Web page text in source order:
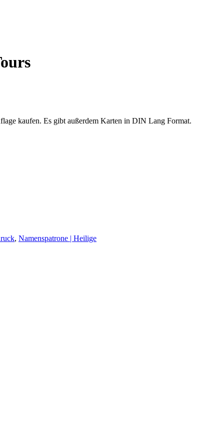
kaufen. Es gibt außerdem Karten in DIN Lang Format.
, Namenspatrone | Heilige